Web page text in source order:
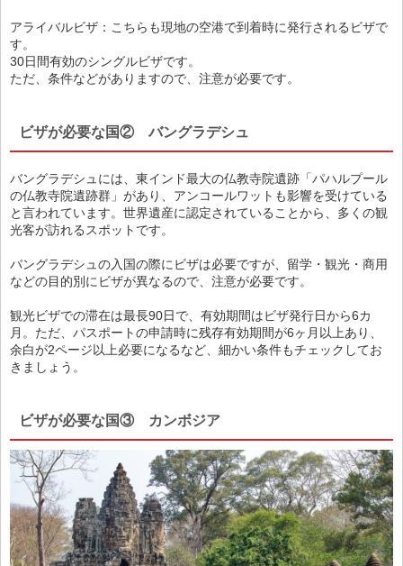
アライバルビザ：こちらも現地の空港で到着時に発行されるビザで
す。
30日間有効のシングルビザです。
ただ、条件などがありますので、注意が必要です。
ビザが必要な国② バングラデシュ
バングラデシュには、東インド最大の仏教寺院遺跡「パハルプール
の仏教寺院遺跡群」があり、アンコールワットも影響を受けている
と言われています。世界遺産に認定されていることから、多くの観
光客が訪れるスポットです。
バングラデシュの入国の際にビザは必要ですが、留学・観光・商用
などの目的別にビザが異なるので、注意が必要です。
観光ビザでの滞在は最長90日で、有効期間はビザ発行日から6カ
月。ただ、パスポートの申請時に残存有効期間が6ヶ月以上あり、
余白が2ページ以上必要になるなど、細かい条件もチェックしてお
きましょう。
ビザが必要な国③ カンボジア